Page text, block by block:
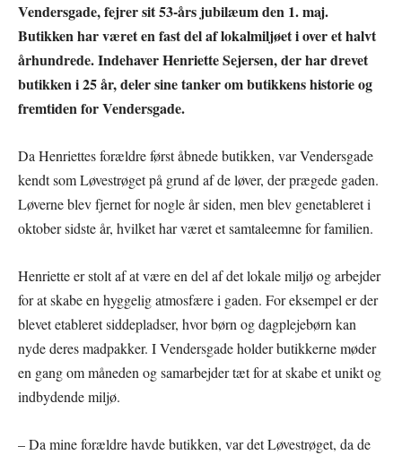
Vendersgade, fejrer sit 53-års jubilæum den 1. maj.
Butikken har været en fast del af lokalmiljøet i over et halvt
århundrede. Indehaver Henriette Sejersen, der har drevet
butikken i 25 år, deler sine tanker om butikkens historie og
fremtiden for Vendersgade.
Da Henriettes forældre først åbnede butikken, var Vendersgade
kendt som Løvestrøget på grund af de løver, der prægede gaden.
Løverne blev fjernet for nogle år siden, men blev genetableret i
oktober sidste år, hvilket har været et samtaleemne for familien.
Henriette er stolt af at være en del af det lokale miljø og arbejder
for at skabe en hyggelig atmosfære i gaden. For eksempel er der
blevet etableret siddepladser, hvor børn og dagplejebørn kan
nyde deres madpakker. I Vendersgade holder butikkerne møder
en gang om måneden og samarbejder tæt for at skabe et unikt og
indbydende miljø.
– Da mine forældre havde butikken, var det Løvestrøget, da de